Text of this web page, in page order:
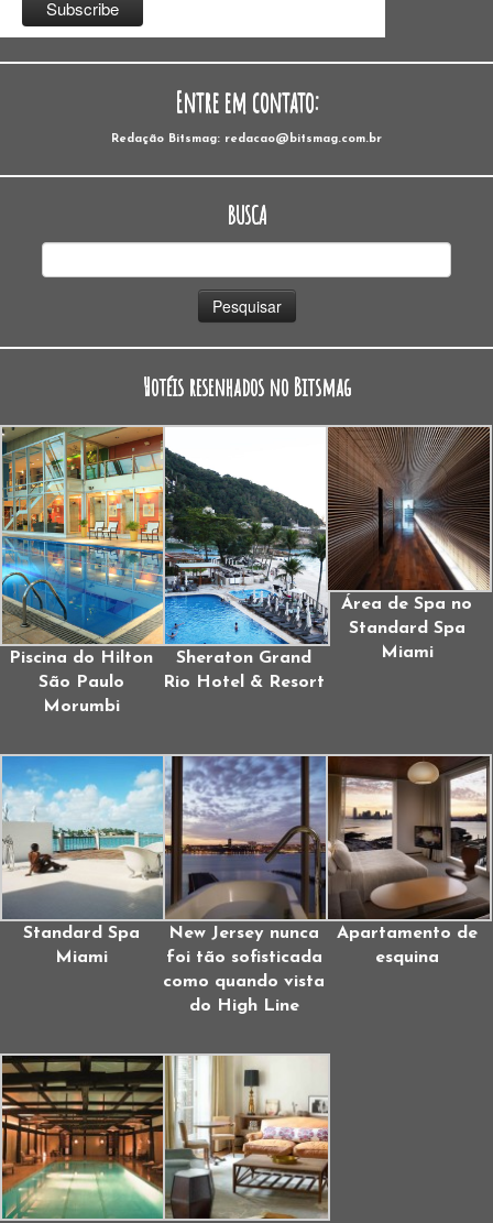
Entre em contato:
Redação Bitsmag: redacao@bitsmag.com.br
BUSCA
Hotéis resenhados no Bitsmag
Piscina do Hilton
São Paulo
Morumbi
Sheraton Grand
Rio Hotel & Resort
Área de Spa no
Standard Spa
Miami
Standard Spa
Miami
New Jersey nunca
foi tão sofisticada
como quando vista
do High Line
Apartamento de
esquina